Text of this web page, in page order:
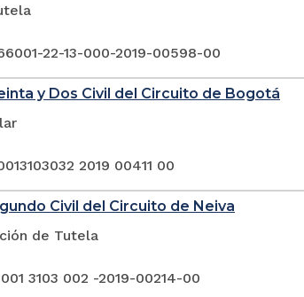
22-13-000-2019-00598-00
y Dos Civil del Circuito de Bogotá
2019 00411 00
Civil del Circuito de Neiva
de Tutela
3103 002 -2019-00214-00